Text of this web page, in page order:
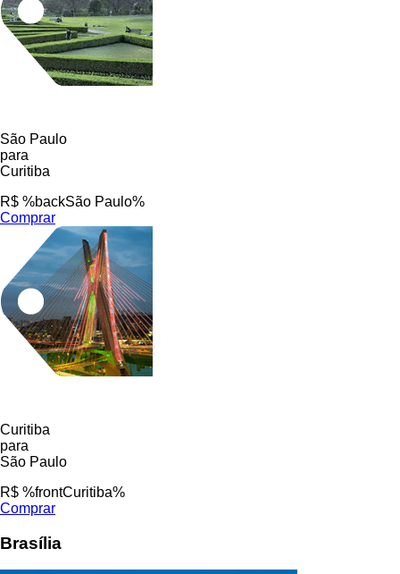
São Paulo
para
Curitiba
R$ %backSão Paulo%
Comprar
Curitiba
para
São Paulo
R$ %frontCuritiba%
Comprar
Brasília